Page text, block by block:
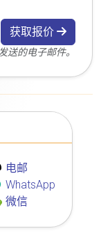
获取报价
送的电子邮件。
电邮
WhatsApp
微信